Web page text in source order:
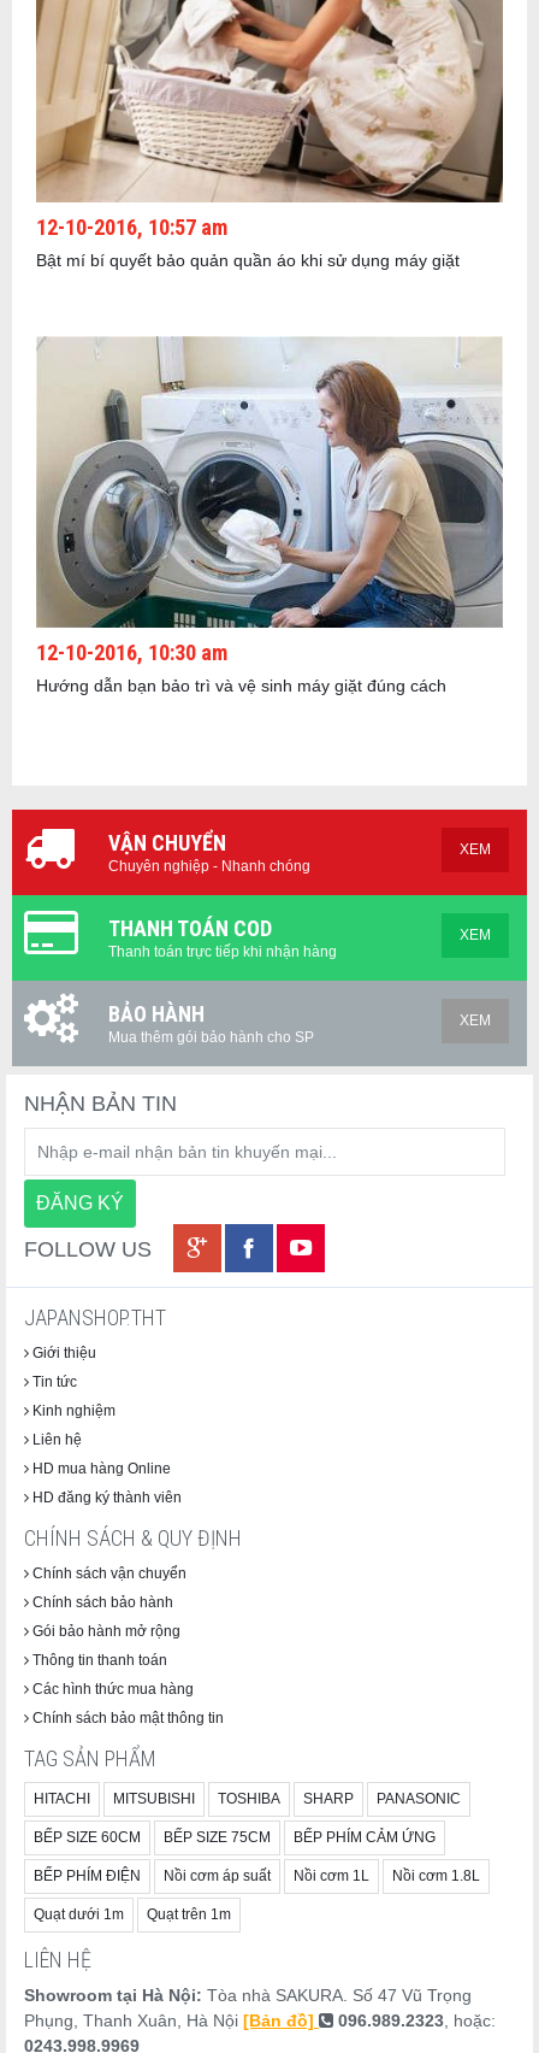
12-10-2016, 10:57 am
Bật mí bí quyết bảo quản quần áo khi sử dụng máy giặt
12-10-2016, 10:30 am
Hướng dẫn bạn bảo trì và vệ sinh máy giặt đúng cách
VẬN CHUYỂN
Chuyên nghiệp - Nhanh chóng
XEM
THANH TOÁN COD
Thanh toán trực tiếp khi nhận hàng
XEM
BẢO HÀNH
Mua thêm gói bảo hành cho SP
XEM
NHẬN BẢN TIN
FOLLOW US
JAPANSHOP.THT
Giới thiệu
Tin tức
Kinh nghiệm
Liên hệ
HD mua hàng Online
HD đăng ký thành viên
CHÍNH SÁCH & QUY ĐỊNH
Chính sách vận chuyển
Chính sách bảo hành
Gói bảo hành mở rộng
Thông tin thanh toán
Các hình thức mua hàng
Chính sách bảo mật thông tin
TAG SẢN PHẨM
HITACHI MITSUBISHI TOSHIBA SHARP PANASONIC
BẾP SIZE 60CM BẾP SIZE 75CM BẾP PHÍM CẢM ỨNG
BẾP PHÍM ĐIỆN Nồi cơm áp suất Nồi cơm 1L Nồi cơm 1.8L
Quạt dưới 1m Quạt trên 1m
LIÊN HỆ
Showroom tại Hà Nội: Tòa nhà SAKURA. Số 47 Vũ Trọng
Phụng, Thanh Xuân, Hà Nội [Bản đồ] 096.989.2323 , hoặc:
0243.998.9969